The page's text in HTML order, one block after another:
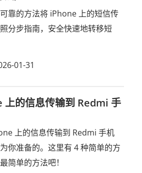
靠的方法将 iPhone 上的短信传
分步指南，安全快速地转移短
01-31
上的信息传输到 Redmi 手
上的信息传输到 Redmi 手机
你准备的。这里有 4 种简单的方
简单的方法吧！